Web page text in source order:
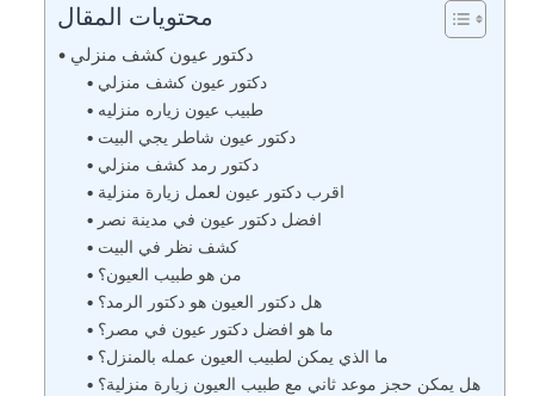
محتويات المقال
دكتور عيون كشف منزلي
دكتور عيون كشف منزلي
طبيب عيون زياره منزليه
دكتور عيون شاطر يجي البيت
دكتور رمد كشف منزلي
اقرب دكتور عيون لعمل زيارة منزلية
افضل دكتور عيون في مدينة نصر
كشف نظر في البيت
من هو طبيب العيون؟
هل دكتور العيون هو دكتور الرمد؟
ما هو افضل دكتور عيون في مصر؟
ما الذي يمكن لطبيب العيون عمله بالمنزل؟
هل يمكن حجز موعد ثاني مع طبيب العيون زيارة منزلية؟